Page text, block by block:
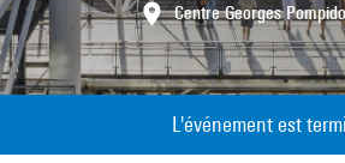
Centre Georges
L'événement est